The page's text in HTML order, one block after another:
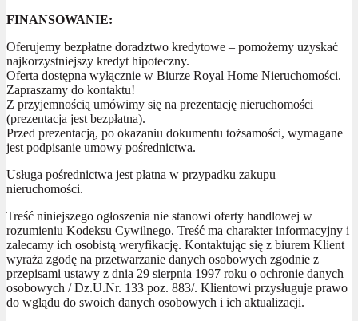
FINANSOWANIE:
Oferujemy bezpłatne doradztwo kredytowe – pomożemy uzyskać
najkorzystniejszy kredyt hipoteczny.
Oferta dostępna wyłącznie w Biurze Royal Home Nieruchomości.
Zapraszamy do kontaktu!
Z przyjemnością umówimy się na prezentację nieruchomości
(prezentacja jest bezpłatna).
Przed prezentacją, po okazaniu dokumentu tożsamości, wymagane
jest podpisanie umowy pośrednictwa.
Usługa pośrednictwa jest płatna w przypadku zakupu
nieruchomości.
Treść niniejszego ogłoszenia nie stanowi oferty handlowej w
rozumieniu Kodeksu Cywilnego. Treść ma charakter informacyjny i
zalecamy ich osobistą weryfikację. Kontaktując się z biurem Klient
wyraża zgodę na przetwarzanie danych osobowych zgodnie z
przepisami ustawy z dnia 29 sierpnia 1997 roku o ochronie danych
osobowych / Dz.U.Nr. 133 poz. 883/. Klientowi przysługuje prawo
do wglądu do swoich danych osobowych i ich aktualizacji.